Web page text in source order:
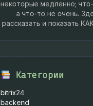
некоторые медленно; что-
а что-то не очень.
рассказать и показать
Категории
bitrix24
backend